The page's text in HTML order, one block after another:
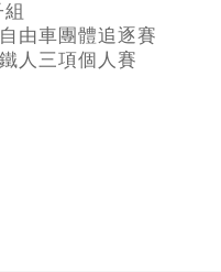
由車團體追逐賽
人三項個人賽